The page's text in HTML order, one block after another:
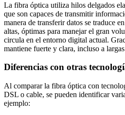
La fibra óptica utiliza hilos delgados
que son capaces de transmitir
manera de transferir datos se traduce
altas, óptimas para manejar el gran
circula en el entorno digital actual.
mantiene fuerte y clara, incluso a
Diferencias con otras
Al comparar la fibra óptica con
DSL o cable, se pueden identificar
ejemplo: